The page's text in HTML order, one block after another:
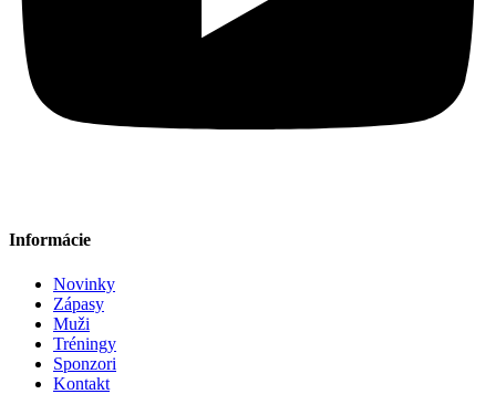
Informácie
Novinky
Zápasy
Muži
Tréningy
Sponzori
Kontakt